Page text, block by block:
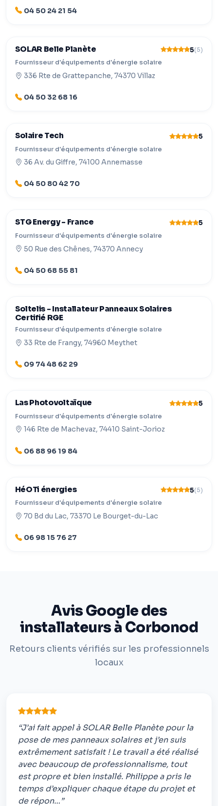
04 50 24 21 54
SOLAR Belle Planète 5(5)
Fournisseur d'équipements d'énergie solaire
336 Rte de Grattepanche, 74370 Villaz
04 50 32 68 16
Solaire Tech 5
Fournisseur d'équipements d'énergie solaire
36 Av. du Giffre, 74100 Annemasse
04 50 80 42 70
STG Energy - France 5
Fournisseur d'équipements d'énergie solaire
50 Rue des Chênes, 74370 Annecy
04 50 68 55 81
Soltelis - Installateur Panneaux Solaires
Certifié RGE
Fournisseur d'équipements d'énergie solaire
33 Rte de Frangy, 74960 Meythet
09 74 48 62 29
Las Photovoltaïque 5
Fournisseur d'équipements d'énergie solaire
146 Rte de Machevaz, 74410 Saint-Jorioz
06 88 96 19 84
HéOTi énergies 5(5)
Fournisseur d'équipements d'énergie solaire
70 Bd du Lac, 73370 Le Bourget-du-Lac
06 98 15 76 27
Avis Google des
installateurs à Corbonod
Retours clients vérifiés sur les professionnels
locaux
“J’ai fait appel à SOLAR Belle Planète pour la
pose de mes panneaux solaires et j’en suis
extrêmement satisfait ! Le travail a été réalisé
avec beaucoup de professionnalisme, tout
est propre et bien installé. Philippe a pris le
temps d’expliquer chaque étape du projet et
de répon…”